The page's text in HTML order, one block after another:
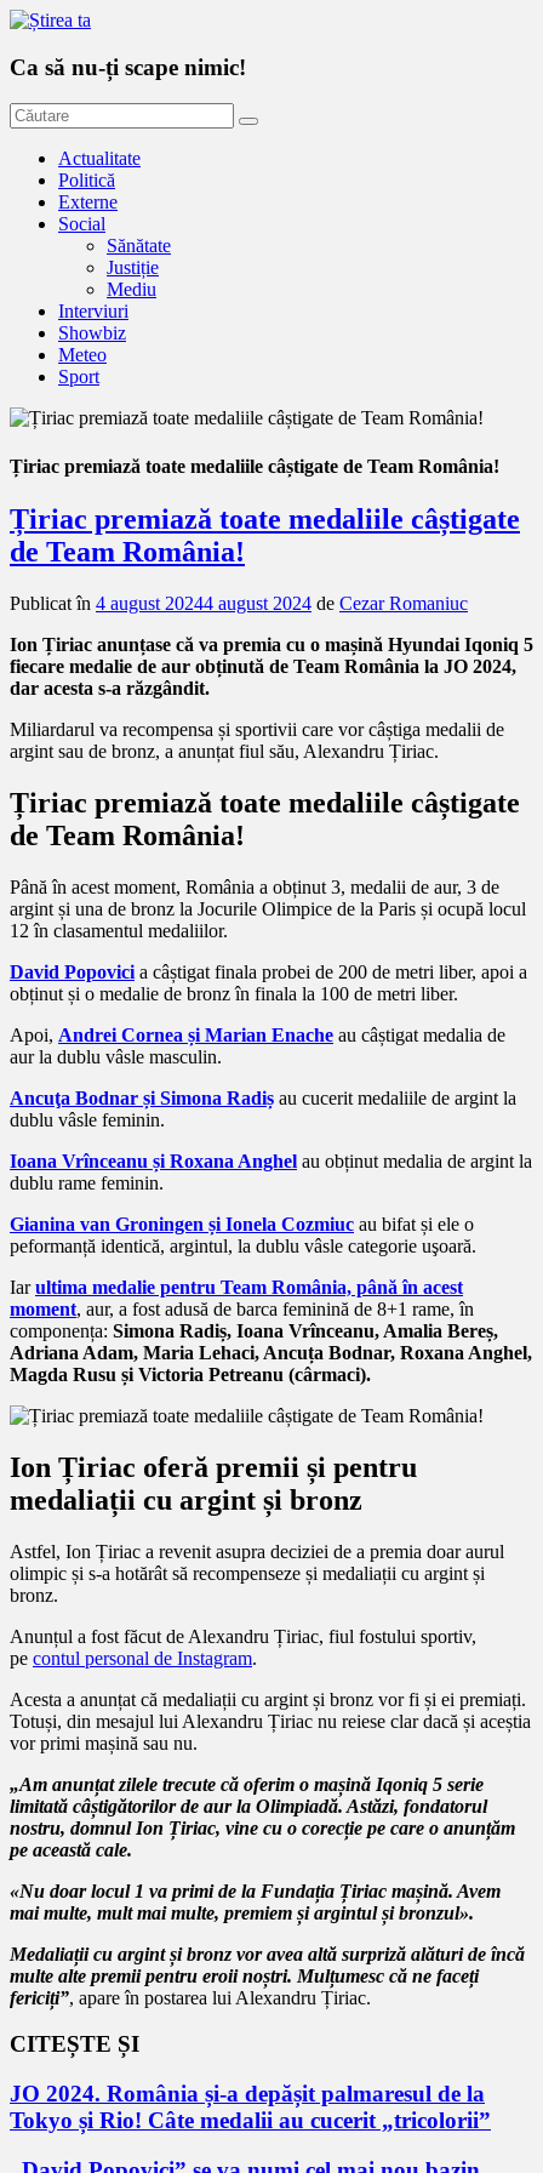
Ca să nu-ți scape nimic!
Actualitate
Politică
Externe
Social
Sănătate
Justiție
Mediu
Interviuri
Showbiz
Meteo
Sport
Țiriac premiază toate medaliile câștigate de Team România!
Țiriac premiază toate medaliile câștigate
de Team România!
Publicat în 4 august 20244 august 2024 de Cezar Romaniuc
Ion Țiriac anunțase că va premia cu o mașină Hyundai Iqoniq 5
fiecare medalie de aur obținută de Team România la JO 2024,
dar acesta s-a răzgândit.
Miliardarul va recompensa și sportivii care vor câștiga medalii de
argint sau de bronz, a anunțat fiul său, Alexandru Țiriac.
Țiriac premiază toate medaliile câștigate
de Team România!
Până în acest moment, România a obținut 3, medalii de aur, 3 de
argint și una de bronz la Jocurile Olimpice de la Paris și ocupă locul
12 în clasamentul medaliilor.
David Popovici a câștigat finala probei de 200 de metri liber, apoi a
obținut și o medalie de bronz în finala la 100 de metri liber.
Apoi, Andrei Cornea și Marian Enache au câștigat medalia de
aur la dublu vâsle masculin.
Ancuţa Bodnar și Simona Radiș au cucerit medaliile de argint la
dublu vâsle feminin.
Ioana Vrînceanu și Roxana Anghel au obținut medalia de argint la
dublu rame feminin.
Gianina van Groningen și Ionela Cozmiuc au bifat și ele o
peformanță identică, argintul, la dublu vâsle categorie uşoară.
Iarultima medalie pentru Team România, până în acest
moment, aur, a fost adusă de barca feminină de 8+1 rame, în
componența: Simona Radiș, Ioana Vrînceanu, Amalia Bereș,
Adriana Adam, Maria Lehaci, Ancuța Bodnar, Roxana Anghel,
Magda Rusu și Victoria Petreanu (cârmaci).
Ion Țiriac oferă premii și pentru
medaliații cu argint și bronz
Astfel, Ion Țiriac a revenit asupra deciziei de a premia doar aurul
olimpic și s-a hotărât să recompenseze și medaliații cu argint și
bronz.
Anunțul a fost făcut de Alexandru Țiriac, fiul fostului sportiv,
pe contul personal de Instagram.
Acesta a anunțat că medaliații cu argint și bronz vor fi și ei premiați.
Totuși, din mesajul lui Alexandru Țiriac nu reiese clar dacă și aceștia
vor primi mașină sau nu.
„Am anunțat zilele trecute că oferim o mașină Iqoniq 5 serie
limitată câștigătorilor de aur la Olimpiadă. Astăzi, fondatorul
nostru, domnul Ion Țiriac, vine cu o corecție pe care o anunțăm
pe această cale.
«Nu doar locul 1 va primi de la Fundația Țiriac mașină. Avem
mai multe, mult mai multe, premiem și argintul și bronzul».
Medaliații cu argint și bronz vor avea altă surpriză alături de încă
multe alte premii pentru eroii noștri. Mulțumesc că ne faceți
fericiți”, apare în postarea lui Alexandru Țiriac.
CITEȘTE ȘI
JO 2024. România și-a depășit palmaresul de la
Tokyo și Rio! Câte medalii au cucerit „tricolorii”